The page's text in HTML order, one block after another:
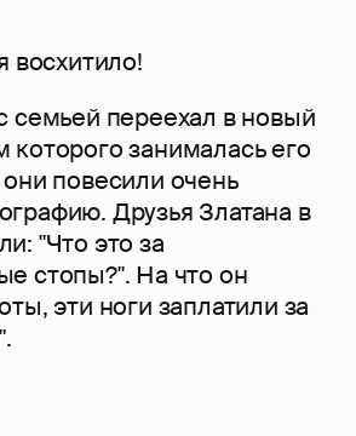
восхитило!
семьей переехал в новый
занималась его
повесили очень
Друзья Златана в
"Что это за
стопы?". На что он
эти ноги заплатили за